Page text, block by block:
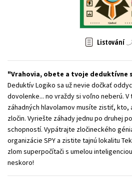
Zahraniční
Všechny
Listování
Vrahovia, obete a tvoje deduktívne
Deduktív Logiko sa už nevie dočkať
dovolenke... no vraždy si voľno neberú.
záhadných hlavolamov musíte zistiť, kto,
zločin. Vyriešte záhady jednu po druhej
schopností. Vypátrajte zločineckého
organizácie SPY a zistite tajnú lokalitu
zlom superpočítači s umelou inteligenciou
neskoro!